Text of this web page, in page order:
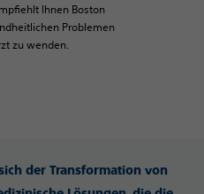
Ihnen Boston
Problemen
zu wenden.
der Transformation von